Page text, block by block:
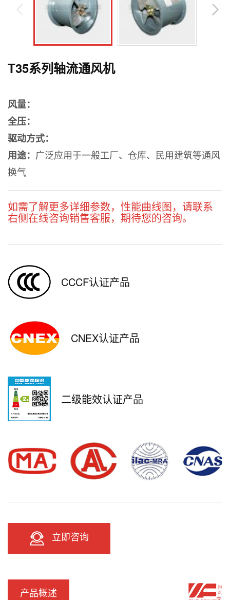
T35系列轴流通风机
风量：
全压：
驱动方式：
用途： 广泛应用于一般工厂、仓库、民用建筑等通风
换气
如需了解更多详细参数，性能曲线图，请联系
右侧在线咨询销售客服，期待您的咨询。
CCCF认证产品
CNEX认证产品
二级能效认证产品
立即咨询
产品概述